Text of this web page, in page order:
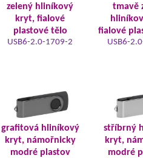
zelený hliníkový
kryt, fialové
plastové tělo
USB6-2.0-1709-2
tmavě
fialové
USB6-
grafitová hliníkový
kryt, námořnicky
modré plastov
stříbrný
kryt,
modré